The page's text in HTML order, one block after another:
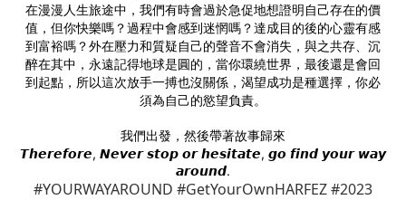
在漫漫人生旅途中，我們有時會過於急促地想證明自己存在的價
值，但你快樂嗎？過程中會感到迷惘嗎？達成目的後的心靈有感
到富裕嗎？外在壓力和質疑自己的聲音不會消失，與之共存、沉
醉在其中，永遠記得地球是圓的，當你環繞世界，最後還是會回
到起點，所以這次放手一搏也沒關係，渴望成功是種選擇，你必
須為自己的慾望負責。
我們出發，然後帶著故事歸來
𝙏𝙝𝙚𝙧𝙚𝙛𝙤𝙧𝙚, 𝙉𝙚𝙫𝙚𝙧 𝙨𝙩𝙤𝙥 𝙤𝙧 𝙝𝙚𝙨𝙞𝙩𝙖𝙩𝙚, 𝙜𝙤 𝙛𝙞𝙣𝙙 𝙮𝙤𝙪𝙧 𝙬𝙖𝙮
𝙖𝙧𝙤𝙪𝙣𝙙.
#YOURWAYAROUND #GetYourOwnHARFEZ #2023